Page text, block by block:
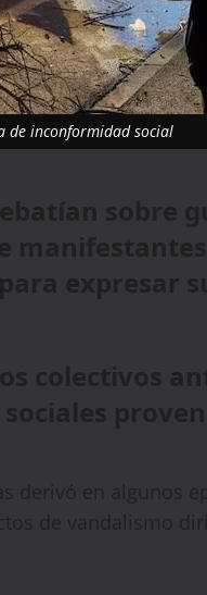
de inconformidad social
sobre
expresar
colectivos
derivó en algunos
de vandalismo